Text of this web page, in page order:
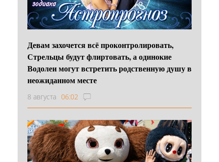
Девам захочется всё проконтролировать,
Стрельцы будут флиртовать, а одинокие
Водолеи могут встретить родственную душу в
неожиданном месте
8 августа 06:02